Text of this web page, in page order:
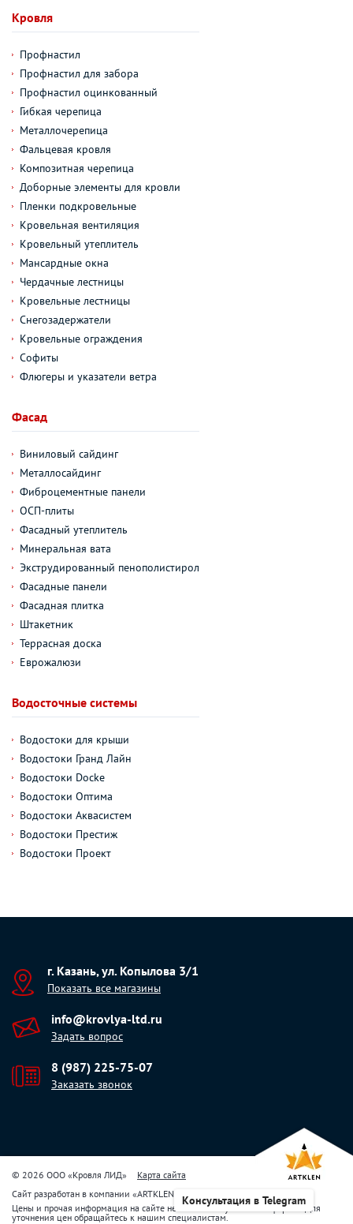
Кровля
Профнастил
Профнастил для забора
Профнастил оцинкованный
Гибкая черепица
Металлочерепица
Фальцевая кровля
Композитная черепица
Доборные элементы для кровли
Пленки подкровельные
Кровельная вентиляция
Кровельный утеплитель
Мансардные окна
Чердачные лестницы
Кровельные лестницы
Снегозадержатели
Кровельные ограждения
Софиты
Флюгеры и указатели ветра
Фасад
Виниловый сайдинг
Металлосайдинг
Фиброцементные панели
ОСП-плиты
Фасадный утеплитель
Минеральная вата
Экструдированный пенополистирол
Фасадные панели
Фасадная плитка
Штакетник
Террасная доска
Еврожалюзи
Водосточные системы
Водостоки для крыши
Водостоки Гранд Лайн
Водостоки Docke
Водостоки Оптима
Водостоки Аквасистем
Водостоки Престиж
Водостоки Проект
г. Казань, ул. Копылова 3/1
Показать все магазины
info@krovlya-ltd.ru
Задать вопрос
8 (987) 225-75-07
Заказать звонок
© 2026 ООО «Кровля ЛИД»
Карта сайта
Сайт разработан в компании «ARTKLEN
Цены и прочая информация на сайте не являются публичной офертой. Для
уточнения цен обращайтесь к нашим специалистам.
Консультация в Telegram